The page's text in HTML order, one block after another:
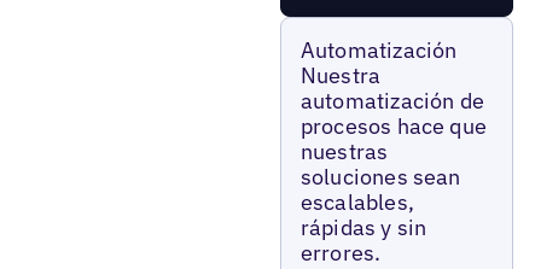
Automatización
Nuestra
automatización de
procesos hace que
nuestras
soluciones sean
escalables,
rápidas y sin
errores.